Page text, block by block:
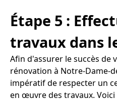
Étape 5 :
travaux dans
Afin d'assurer le succès de
rénovation à Notre-Dame-
impératif de respecter un
en œuvre des travaux. Voici